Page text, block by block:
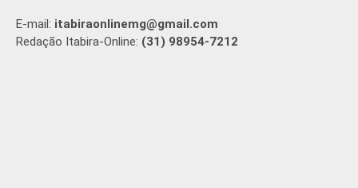
E-mail: itabiraonlinemg@gmail.com
Redação Itabira-Online: (31) 98954-7212